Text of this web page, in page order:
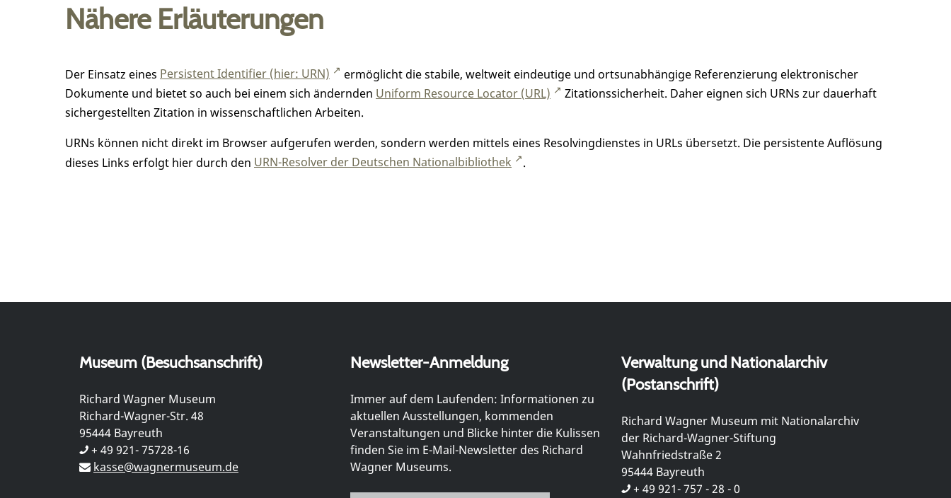
Nähere Erläuterungen
Der Einsatz eines Persistent Identifier (hier: URN)
ermöglicht die stabile, weltweit eindeutige und ortsunabhängige Referenzierung elektronischer
Dokumente und bietet so auch bei einem sich ändernden Uniform Resource Locator (URL)
Zitationssicherheit. Daher eignen sich URNs zur dauerhaft
sichergestellten Zitation in wissenschaftlichen Arbeiten.
URNs können nicht direkt im Browser aufgerufen werden, sondern werden mittels eines Resolvingdienstes in URLs übersetzt. Die persistente Auflösung
dieses Links erfolgt hier durch den URN-Resolver der Deutschen Nationalbibliothek .
Museum (Besuchsanschrift)
Richard Wagner Museum
Richard-Wagner-Str. 48
95444 Bayreuth
+ 49 921- 75728-16
kasse@wagnermuseum.de
Newsletter-Anmeldung
Immer auf dem Laufenden: Informationen zu
aktuellen Ausstellungen, kommenden
Veranstaltungen und Blicke hinter die Kulissen
finden Sie im E-Mail-Newsletter des Richard
Wagner Museums.
Verwaltung und Nationalarchiv
(Postanschrift)
Richard Wagner Museum mit Nationalarchiv
der Richard-Wagner-Stiftung
Wahnfriedstraße 2
95444 Bayreuth
+ 49 921- 757 - 28 - 0